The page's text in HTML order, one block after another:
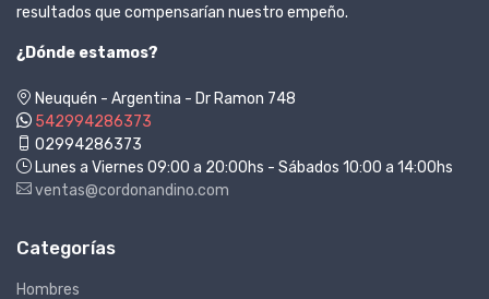
resultados que compensarían nuestro empeño.
¿Dónde estamos?
Neuquén - Argentina - Dr Ramon 748
542994286373
02994286373
Lunes a Viernes 09:00 a 20:00hs - Sábados 10:00 a 14:00hs
ventas@cordonandino.com
Categorías
Hombres